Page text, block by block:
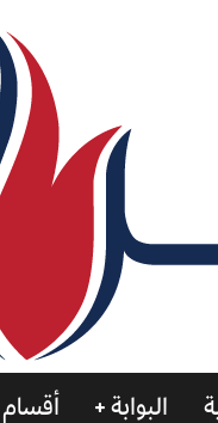
البوابة أقسام